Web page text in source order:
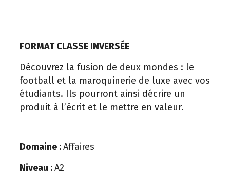
FORMAT CLASSE INVERSÉE
Découvrez la fusion de deux mondes : le
football et la maroquinerie de luxe avec vos
étudiants. Ils pourront ainsi décrire un
produit à l’écrit et le mettre en valeur.
Domaine :Affaires
Niveau :A2